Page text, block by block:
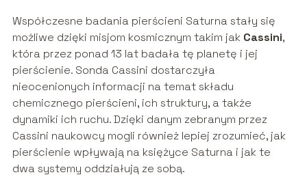
Współczesne badania pierścieni Saturna stały się
możliwe dzięki misjom kosmicznym takim jak Cassini,
która przez ponad 13 lat badała tę planetę i jej
pierścienie. Sonda Cassini dostarczyła
nieocenionych informacji na temat składu
chemicznego pierścieni, ich struktury, a także
dynamiki ich ruchu. Dzięki danym zebranym przez
Cassini naukowcy mogli również lepiej zrozumieć, jak
pierścienie wpływają na księżyce Saturna i jak te
dwa systemy oddziałują ze sobą.